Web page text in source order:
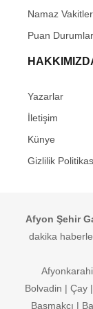
Namaz
Puan
Yazarlar
İletişim
Künye
Gizlilik
Afyon Şehir
dakika
Bolvadin | Çay
Başmakçı |